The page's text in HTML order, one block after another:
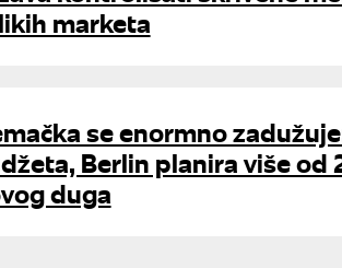
marketa
se enormno
Berlin planira više od
duga